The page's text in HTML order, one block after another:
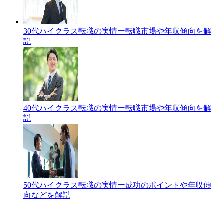
30代ハイクラス転職の実情ー転職市場や年収傾向を解
説
40代ハイクラス転職の実情ー転職市場や年収傾向を解
説
50代ハイクラス転職の実情ー成功のポイントや年収傾
向などを解説